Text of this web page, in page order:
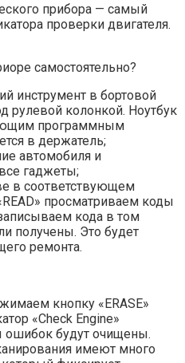
прибора — самый
проверки двигателя.
инструмент в бортовой
рулевой колонкой. Ноутбук
программным
в держатель;
автомобиля и
гаджеты;
в соответствующем
просматриваем коды
кода в том
получены. Это будет
ремонта.
кнопку «ERASE»
«Check Engine»
ошибок будут очищены.
имеют много